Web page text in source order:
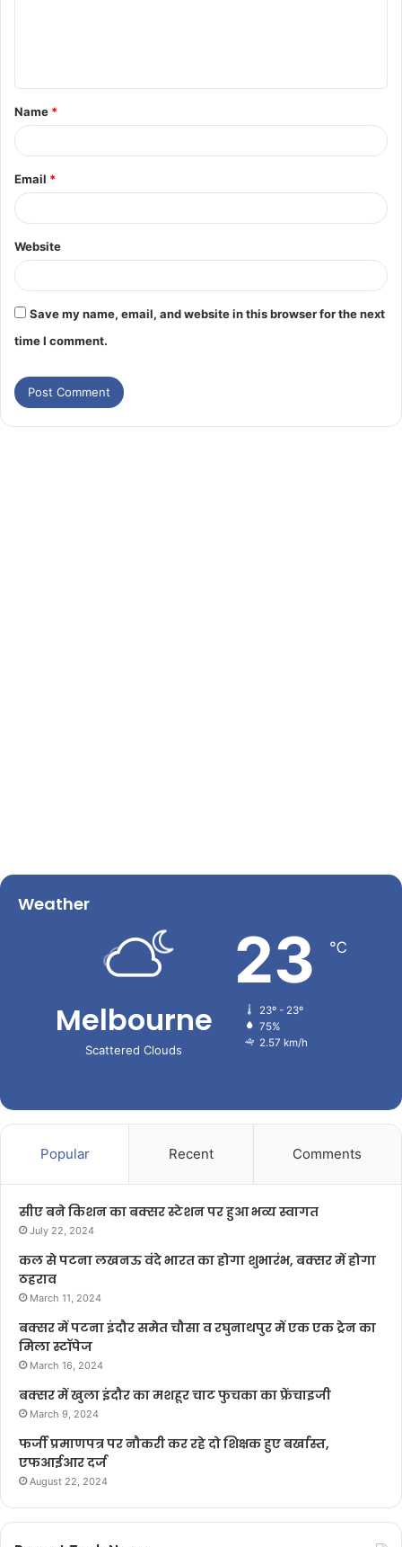
Name *
Email *
Website
Save my name, email, and website in this browser for the next
time I comment.
Weather
Melbourne
Scattered Clouds
23 ℃
23º - 23º
75%
2.57 km/h
Popular Recent Comments
सीए बने किशन का बक्सर स्टेशन पर हुआ भव्य स्वागत
July 22, 2024
कल से पटना लखनऊ वंदे भारत का होगा शुभारंभ, बक्सर में होगा
ठहराव
March 11, 2024
बक्सर में पटना इंदौर समेत चौसा व रघुनाथपुर में एक एक ट्रेन का
मिला स्टॉपेज
March 16, 2024
बक्सर में खुला इंदौर का मशहूर चाट फुचका का फ्रेंचाइजी
March 9, 2024
फर्जी प्रमाणपत्र पर नौकरी कर रहे दो शिक्षक हुए बर्खास्त,
एफआईआर दर्ज
August 22, 2024